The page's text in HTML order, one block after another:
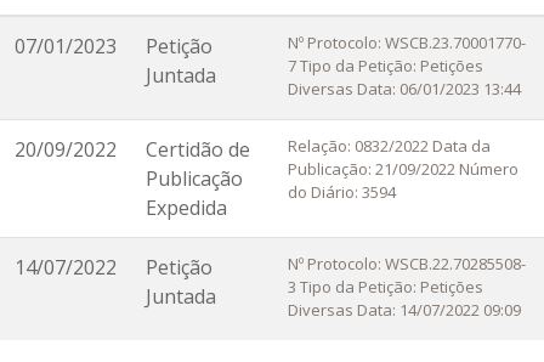
07/01/2023
Petição
Juntada
Nº Protocolo: WSCB.23.70001770-
7 Tipo da Petição: Petições
Diversas Data: 06/01/2023 13:44
20/09/2022
Certidão de
Publicação
Expedida
Relação: 0832/2022 Data da
Publicação: 21/09/2022 Número
do Diário: 3594
14/07/2022
Petição
Juntada
Nº Protocolo: WSCB.22.70285508-
3 Tipo da Petição: Petições
Diversas Data: 14/07/2022 09:09